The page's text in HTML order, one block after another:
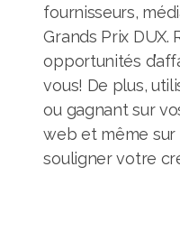
fournisseurs,
Grands Prix DUX.
opportunités
vous! De plus,
ou gagnant sur
web et même
souligner votre